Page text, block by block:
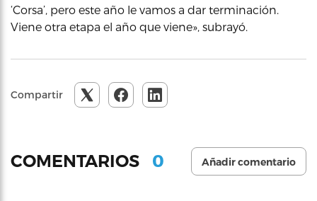
‘Corsa’, pero este año le vamos a dar terminación.
Viene otra etapa el año que viene», subrayó.
Compartir
COMENTARIOS 0 Añadir comentario